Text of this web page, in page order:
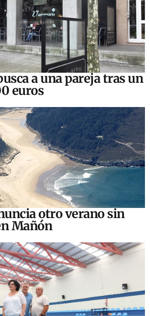
a una pareja tras un
euros
otro verano sin
Mañón